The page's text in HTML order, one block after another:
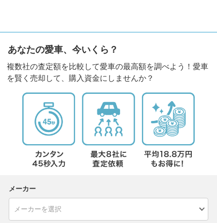
あなたの愛車、今いくら？
複数社の査定額を比較して愛車の最高額を調べよう！愛車
を賢く売却して、購入資金にしませんか？
メーカー